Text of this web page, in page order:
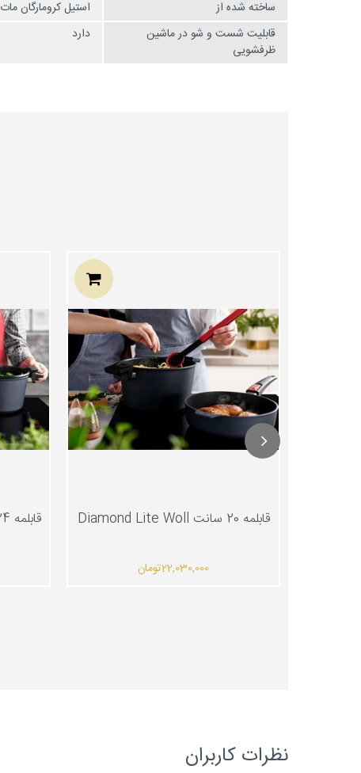
ساخته شده از
استیل کرومارگان مات
قابلیت شست و شو در ماشین
ظرفشویی
دارد
قابلمه 24 سانت Diamond Lite Woll قابلمه 20 سانت Diamond Lite Woll
22,030,000تومان
نظرات کاربران